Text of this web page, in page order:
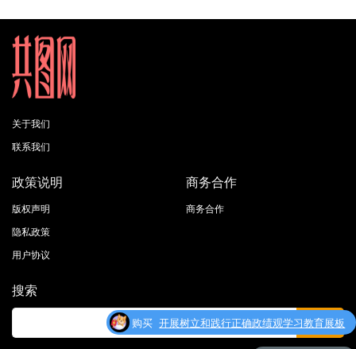
关于我们
联系我们
政策说明
版权声明
隐私政策
用户协议
商务合作
商务合作
搜索
购买 开展树立和践行正确政绩观学习教育展板